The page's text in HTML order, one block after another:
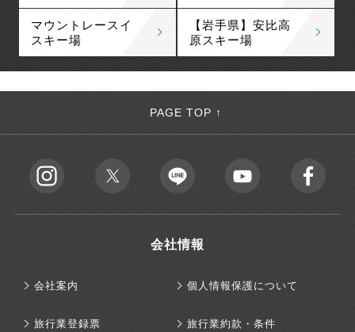
マウントレースイ
スキー場
【岩手県】安比高
原スキー場
PAGE TOP ↑
会社情報
会社案内 個人情報保護について
旅行業登録票 旅行業約款・条件